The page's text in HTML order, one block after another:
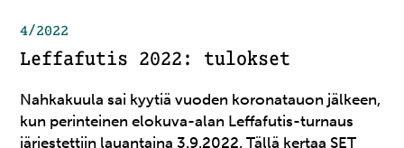
4/2022
Leffafutis 2022: tulokset
Nahkakuula sai kyytiä vuoden koronatauon jälkeen,
kun perinteinen elokuva-alan Leffafutis-turnaus
järjestettiin lauantaina 3.9.2022. Tällä kertaa SET